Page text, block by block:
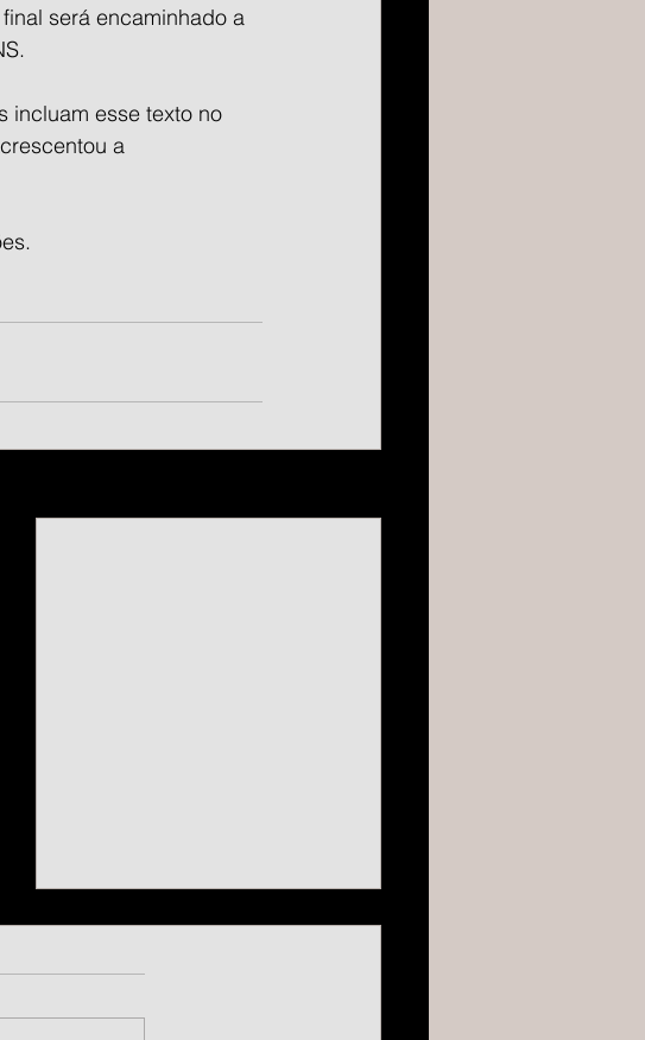
será encaminhado a
incluam esse texto no
a